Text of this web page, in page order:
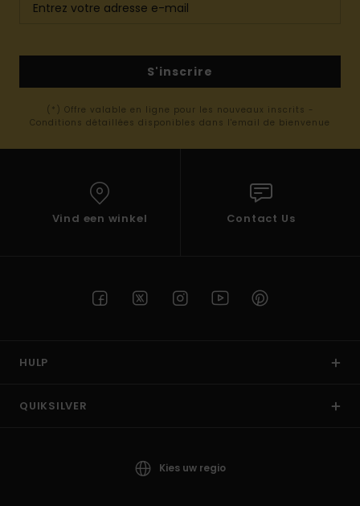
S'inscrire
(*) Offre valable en ligne pour les nouveaux inscrits -
Conditions détaillées disponibles dans l'email de bienvenue
Vind een winkel Contact Us
HULP
QUIKSILVER
Kies uw regio